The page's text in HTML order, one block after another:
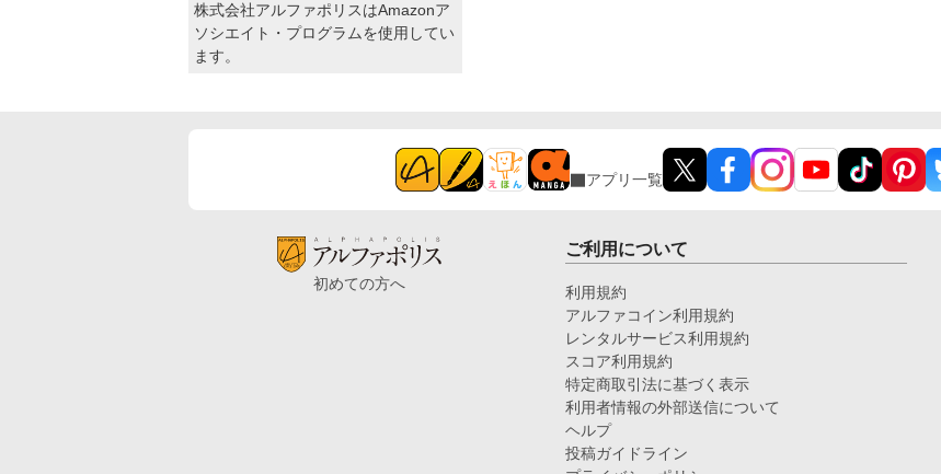
株式会社アルファポリスはAmazonア
ソシエイト・プログラムを使用してい
ます。
アプリ一覧
初めての方へ
ご利用について
利用規約
アルファコイン利用規約
レンタルサービス利用規約
スコア利用規約
特定商取引法に基づく表示
利用者情報の外部送信について
ヘルプ
投稿ガイドライン